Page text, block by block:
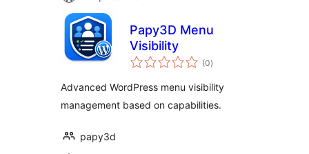
Papy3D Menu
Visibility
(0укупних
оцена
)
Advanced WordPress menu visibility
management based on capabilities.
papy3d